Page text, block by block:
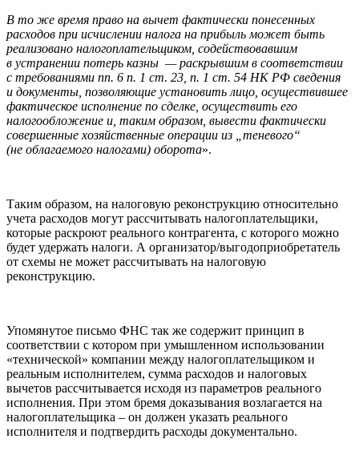
В то же время право на вычет фактически понесенных
расходов при исчислении налога на прибыль может быть
реализовано налогоплательщиком, содействовавшим
в устранении потерь казны — раскрывшим в соответствии
с требованиями пп. 6 п. 1 ст. 23, п. 1 ст. 54 НК РФ сведения
и документы, позволяющие установить лицо, осуществившее
фактическое исполнение по сделке, осуществить его
налогообложение и, таким образом, вывести фактически
совершенные хозяйственные операции из „теневого“
(не облагаемого налогами) оборота».
Таким образом, на налоговую реконструкцию относительно
учета расходов могут рассчитывать налогоплательщики,
которые раскроют реального контрагента, с которого можно
будет удержать налоги. А организатор/выгодоприобретатель
от схемы не может рассчитывать на налоговую
реконструкцию.
Упомянутое письмо ФНС так же содержит принцип в
соответствии с котором при умышленном использовании
«технической» компании между налогоплательщиком и
реальным исполнителем, сумма расходов и налоговых
вычетов рассчитывается исходя из параметров реального
исполнения. При этом бремя доказывания возлагается на
налогоплательщика – он должен указать реального
исполнителя и подтвердить расходы документально.